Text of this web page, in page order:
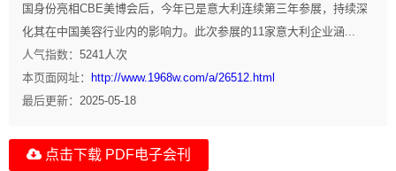
国身份亮相CBE美博会后，今年已是意大利连续第三年参展，持续深
化其在中国美容行业内的影响力。此次参展的11家意大利企业涵...
人气指数： 5241 人次
本页面网址：
http://www.1968w.com/a/26512.html
最后更新： 2025-05-18
点击下载 PDF电子会刊